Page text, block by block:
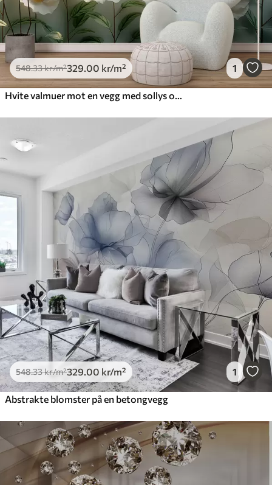
548.33kr/m²329 .00 kr/m² 1
548.33kr/m²329 .00 kr/m² 1
Abstrakte blomster på en betongvegg